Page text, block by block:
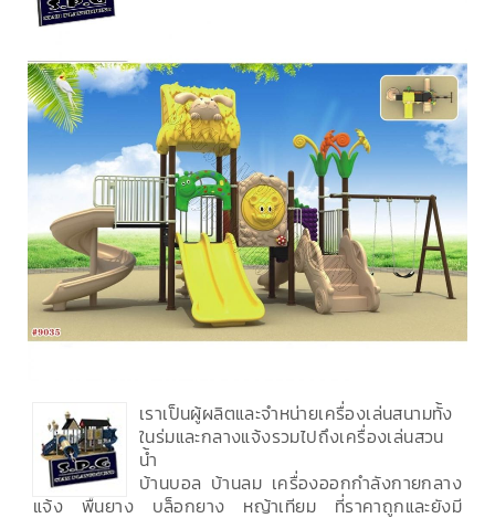
เราเป็นผู้ผลิตและจำหน่ายเครื่องเล่นสนามทั้ง
ในร่มและกลางแจ้งรวมไปถึงเครื่องเล่นสวน
น้ำ
บ้านบอล บ้านลม เครื่องออกกำลังกายกลาง
แจ้ง พื้นยาง บล็อกยาง หญ้าเทียม ที่ราคาถูกและยังมี